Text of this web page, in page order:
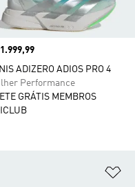
ADIZERO ADIOS PRO 4
Performance
GRÁTIS MEMBROS